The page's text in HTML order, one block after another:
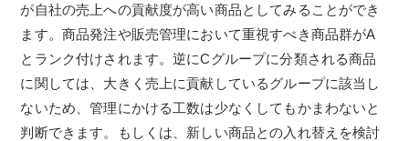
が自社の売上への貢献度が高い商品としてみることができ
ます。商品発注や販売管理において重視すべき商品群がA
とランク付けされます。逆にCグループに分類される商品
に関しては、大きく売上に貢献しているグループに該当し
ないため、管理にかける工数は少なくしてもかまわないと
判断できます。もしくは、新しい商品との入れ替えを検討